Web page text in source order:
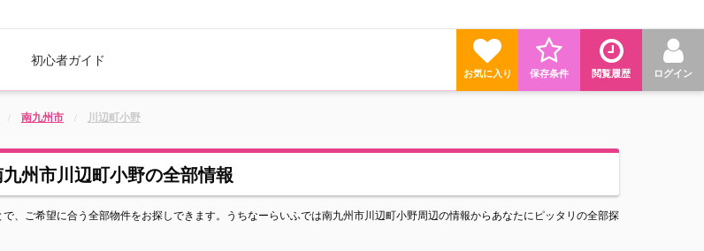
初心者ガイド
ログイン
閲覧履歴
保存条件
お気に入り
南九州市 川辺町小野
州市川辺町小野の全部情報
、ご希望に合う全部物件をお探しできます。うちなーらいふでは南九州市川辺町小野周辺の情報からあなたにピッタリの全部探